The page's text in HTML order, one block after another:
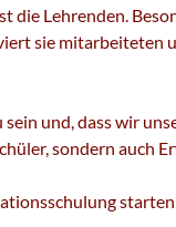
Lehrenden.
sie mitarbeiteten
sein und, dass wir
sondern auch